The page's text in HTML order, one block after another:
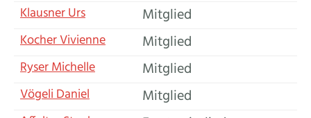
KlausnerUrs Funktion
Mitglied
KocherVivienne Funktion
Mitglied
RyserMichelle Funktion
Mitglied
VögeliDaniel Funktion
Mitglied